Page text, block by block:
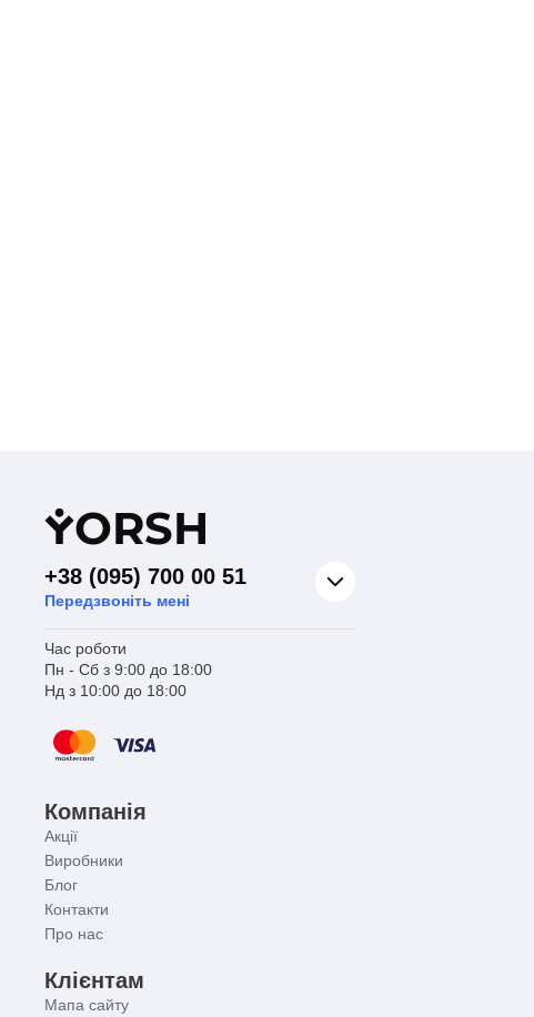
YORSH
+38 (095) 700 00 51
Передзвоніть мені
Час роботи
Пн - Сб з 9:00 до 18:00
Нд з 10:00 до 18:00
Компанія
Акції
Виробники
Блог
Контакти
Про нас
Клієнтам
Мапа сайту